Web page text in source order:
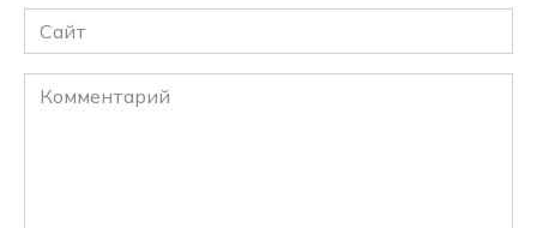
Сайт
Комментарий